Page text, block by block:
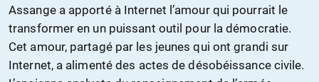
Assange a apporté à Internet l’amour qui pourrait le
transformer en un puissant outil pour la démocratie.
Cet amour, partagé par les jeunes qui ont grandi sur
Internet, a alimenté des actes de désobéissance civile.